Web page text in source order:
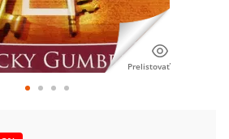
Prelistovať